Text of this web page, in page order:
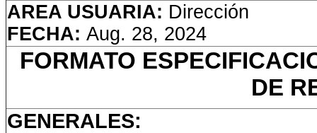
AREA USUARIA: Dirección
FECHA: Aug. 28, 2024
FORMATO
DE
GENERALES: